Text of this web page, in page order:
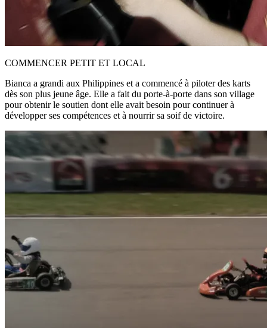
COMMENCER PETIT ET LOCAL
Bianca a grandi aux Philippines et a commencé à piloter des karts
dès son plus jeune âge. Elle a fait du porte-à-porte dans son village
pour obtenir le soutien dont elle avait besoin pour continuer à
développer ses compétences et à nourrir sa soif de victoire.